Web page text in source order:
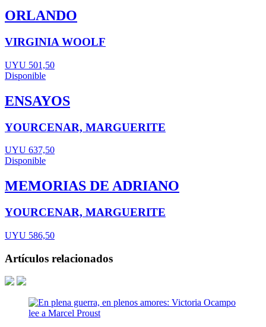
ORLANDO
VIRGINIA WOOLF
UYU 501,50
Disponible
ENSAYOS
YOURCENAR, MARGUERITE
UYU 637,50
Disponible
MEMORIAS DE ADRIANO
YOURCENAR, MARGUERITE
UYU 586,50
Artículos relacionados